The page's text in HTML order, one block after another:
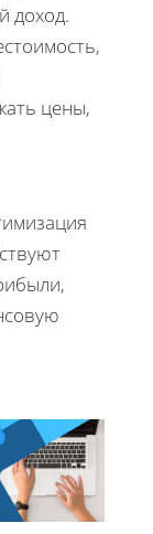
доход.
цены,